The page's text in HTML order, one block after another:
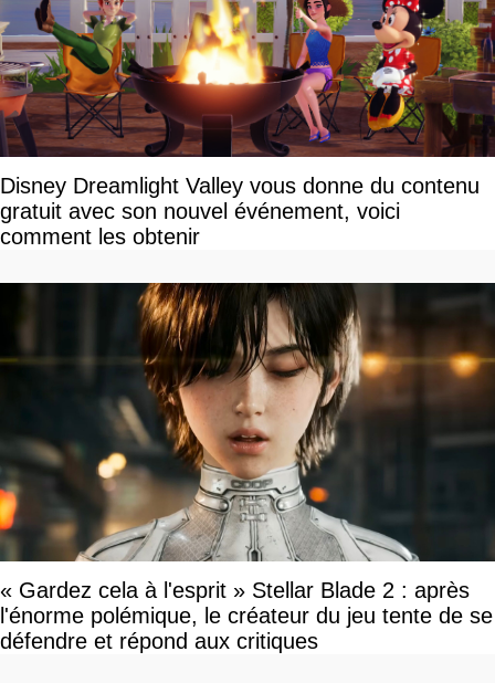
Disney Dreamlight Valley vous donne du contenu
gratuit avec son nouvel événement, voici
comment les obtenir
« Gardez cela à l'esprit » Stellar Blade 2 : après
l'énorme polémique, le créateur du jeu tente de se
défendre et répond aux critiques